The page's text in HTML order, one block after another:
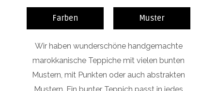
Farben Muster
Wir haben wunderschöne handgemachte
marokkanische Teppiche mit vielen bunten
Mustern, mit Punkten oder auch abstrakten